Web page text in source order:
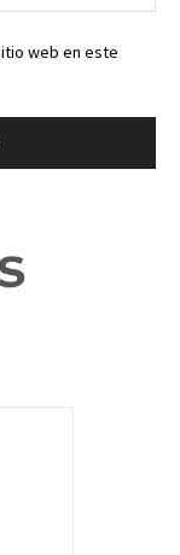
web en este